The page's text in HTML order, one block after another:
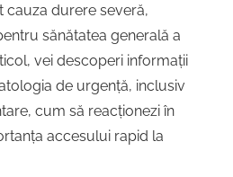
cauza durere severă,
sănătatea generală a
vei descoperi informații
de urgență, inclusiv
cum să reacționezi în
accesului rapid la